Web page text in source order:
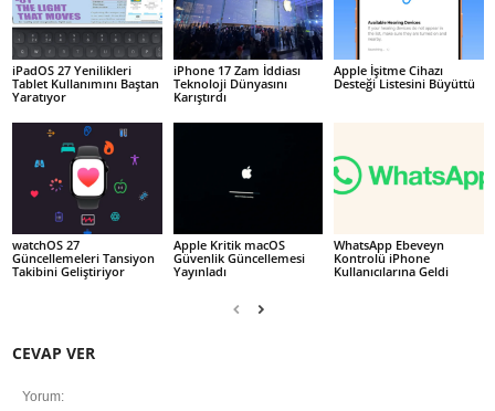
iPadOS 27 Yenilikleri
Tablet Kullanımını Baştan
Yaratıyor
iPhone 17 Zam İddiası
Teknoloji Dünyasını
Karıştırdı
Apple İşitme Cihazı
Desteği Listesini Büyüttü
watchOS 27
Güncellemeleri Tansiyon
Takibini Geliştiriyor
Apple Kritik macOS
Güvenlik Güncellemesi
Yayınladı
WhatsApp Ebeveyn
Kontrolü iPhone
Kullanıcılarına Geldi
CEVAP VER